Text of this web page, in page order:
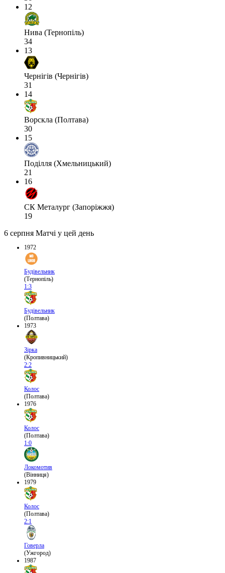
12
Нива (Тернопіль)
34
13
Чернігів (Чернігів)
31
14
Ворскла (Полтава)
30
15
Поділля (Хмельницький)
21
16
СК Металург (Запоріжжя)
19
6 серпня Матчі у цей день
1972
Будівельник
(Тернопіль)
1:3
Будівельник
(Полтава)
1973
Зірка
(Кропивницький)
2:2
Колос
(Полтава)
1976
Колос
(Полтава)
1:0
Локомотив
(Вінниця)
1979
Колос
(Полтава)
2:1
Говерла
(Ужгород)
1987